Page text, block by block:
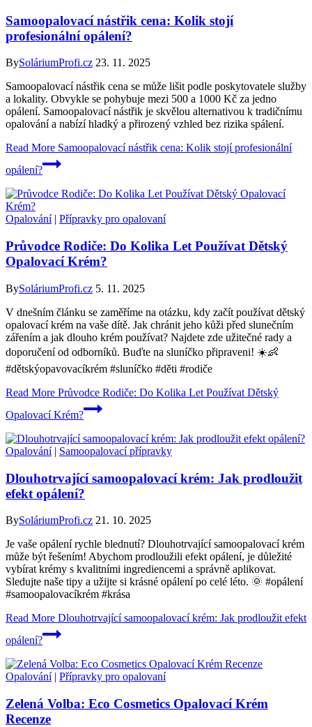
Samoopalovací nástřik cena: Kolik stojí
profesionální opálení?
BySoláriumProfi.cz 23. 11. 2025
Samoopalovací nástřik cena se může lišit podle poskytovatele služby
a lokality. Obvykle se pohybuje mezi 500 a 1000 Kč za jedno
opálení. Samoopalovací nástřik je skvělou alternativou k tradičnímu
opalování a nabízí hladký a přirozený vzhled bez rizika spálení.
Read More Samoopalovací nástřik cena: Kolik stojí profesionální
opálení?
Opalování| Přípravky pro opalovaní
Průvodce Rodiče: Do Kolika Let Používat Dětský
Opalovací Krém?
BySoláriumProfi.cz 5. 11. 2025
V dnešním článku se zaměříme na otázku, kdy začít používat dětský
opalovací krém na vaše dítě. Jak chránit jeho kůži před slunečním
zářením a jak dlouho krém používat? Najdete zde užitečné rady a
doporučení od odborníků. Buďte na sluníčko připraveni! ☀️👶
#dětskýopavovacíkrém #sluníčko #děti #rodiče
Read More Průvodce Rodiče: Do Kolika Let Používat Dětský
Opalovací Krém?
Opalování| Samoopalovací přípravky
Dlouhotrvající samoopalovací krém: Jak prodloužit
efekt opálení?
BySoláriumProfi.cz 21. 10. 2025
Je vaše opálení rychle blednutí? Dlouhotrvající samoopalovací krém
může být řešením! Abychom prodloužili efekt opálení, je důležité
vybírat krémy s kvalitními ingrediencemi a správně aplikovat.
Sledujte naše tipy a užijte si krásné opálení po celé léto. 🌞 #opálení
#samoopalovacíkrém #krása
Read More Dlouhotrvající samoopalovací krém: Jak prodloužit efekt
opálení?
Opalování| Přípravky pro opalovaní
Zelená Volba: Eco Cosmetics Opalovací Krém
Recenze